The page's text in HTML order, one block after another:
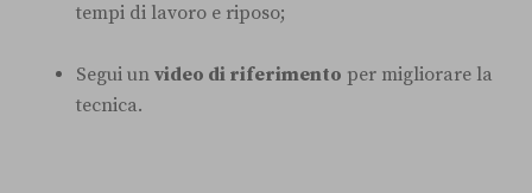
tempi di lavoro e riposo;
Segui un video di riferimento per migliorare la
tecnica.